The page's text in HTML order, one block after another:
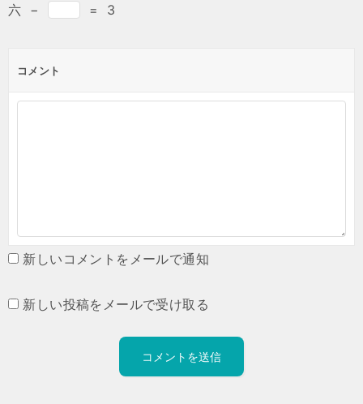
六 − = 3
コメント
新しいコメントをメールで通知
新しい投稿をメールで受け取る